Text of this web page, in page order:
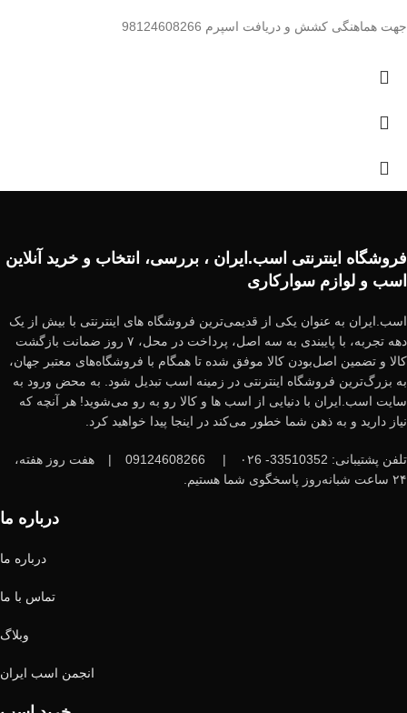
جهت هماهنگی کشش و دریافت اسپرم 98124608266
فروشگاه اینترنتی اسب.ایران ، بررسی، انتخاب و خرید آنلاین
اسب و لوازم سوارکاری
اسب.ایران به عنوان یکی از قدیمی‌ترین فروشگاه های اینترنتی با بیش از یک
دهه تجربه، با پایبندی به سه اصل، پرداخت در محل، ۷ روز ضمانت بازگشت
کالا و تضمین اصل‌بودن کالا موفق شده تا همگام با فروشگاه‌های معتبر جهان،
به بزرگ‌ترین فروشگاه اینترنتی در زمینه اسب تبدیل شود. به محض ورود به
سایت اسب.ایران با دنیایی از اسب ها و کالا رو به رو می‌شوید! هر آنچه که
نیاز دارید و به ذهن شما خطور می‌کند در اینجا پیدا خواهید کرد.
تلفن پشتیبانی: 33510352- ۰۲6 |
|
هفت روز هفته،
۲۴ ساعت شبانه‌روز پاسخگوی شما هستیم.
درباره ما
درباره ما
تماس با ما
وبلاگ
انجمن اسب ایران